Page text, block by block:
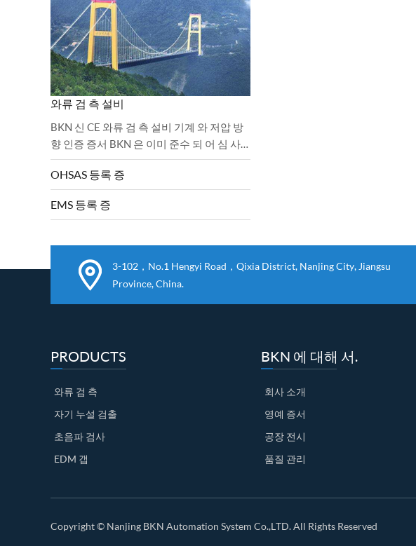
와류 검 측 설비
BKN 신 CE 와류 검 측 설비 기계 와 저압 방
향 인증 증서 BKN 은 이미 준수 되 어 심 사
를 순조롭게 마 쳤 다.2006 / 42 / EC 기계 명
령 과 2.
OHSAS 등록 증
EMS 등록 증
3-102，No.1 Hengyi Road，Qixia District, Nanjing City, Jiangsu
Province, China.
PRODUCTS
와류 검 측
자기 누설 검출
초음파 검사
EDM 갭
BKN 에 대해 서.
회사 소개
영예 증서
공장 전시
품질 관리
Copyright © Nanjing BKN Automation System Co.,LTD.All Rights Reserved